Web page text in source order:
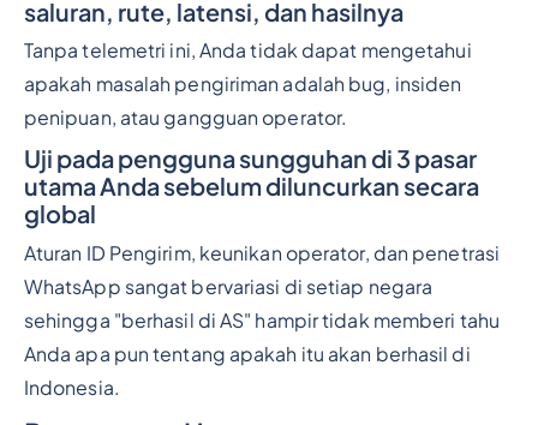
saluran, rute, latensi, dan hasilnya
Tanpa telemetri ini, Anda tidak dapat mengetahui
apakah masalah pengiriman adalah bug, insiden
penipuan, atau gangguan operator.
Uji pada pengguna sungguhan di 3 pasar
utama Anda sebelum diluncurkan secara
global
Aturan ID Pengirim, keunikan operator, dan penetrasi
WhatsApp sangat bervariasi di setiap negara
sehingga "berhasil di AS" hampir tidak memberi tahu
Anda apa pun tentang apakah itu akan berhasil di
Indonesia.